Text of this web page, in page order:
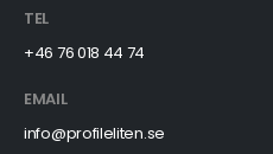
TEL
+46 76 018 44 74
EMAIL
info@profileliten.se